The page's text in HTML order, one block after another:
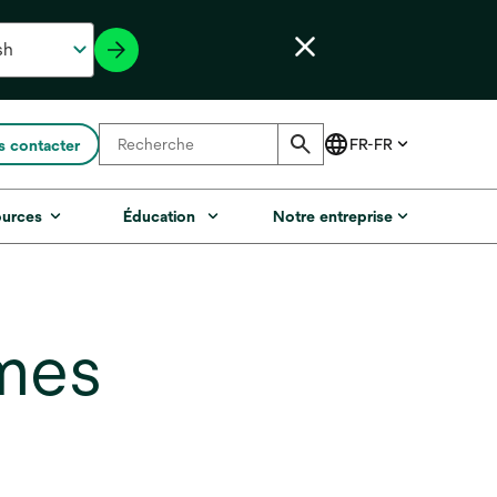
contacter
Éducation Notre entreprise